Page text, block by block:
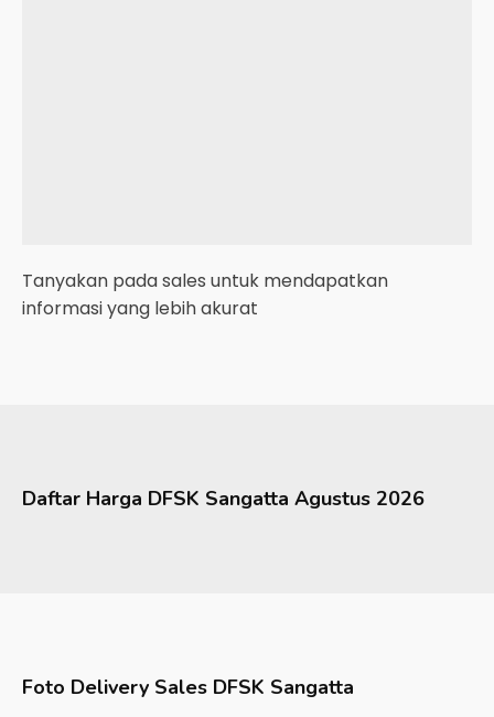
Tanyakan pada sales untuk mendapatkan
informasi yang lebih akurat
Daftar Harga DFSK Sangatta Agustus 2026
Foto Delivery Sales DFSK Sangatta